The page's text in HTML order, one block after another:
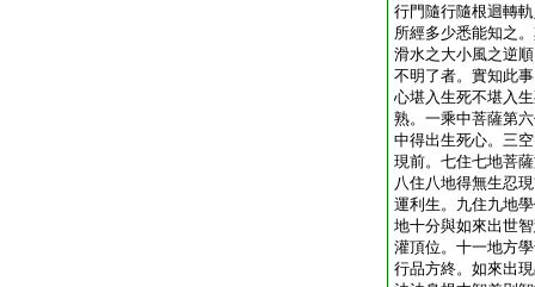
行門隨行隨根迴轉
所經多少悉能知之
滑水之大小風之逆
不明了者。實知此
心堪入生死不堪入
熟。一乘中菩薩第
中得出生死心。三
現前。七住七地菩
八住八地得無生忍
運利生。九住九地
地十分與如來出世
灌頂位。十一地方
行品方終。如來出